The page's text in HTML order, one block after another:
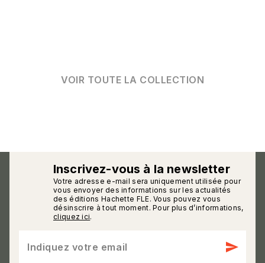
VOIR TOUTE LA COLLECTION
Inscrivez-vous à la newsletter
Votre adresse e-mail sera uniquement utilisée pour
vous envoyer des informations sur les actualités
des éditions Hachette FLE. Vous pouvez vous
désinscrire à tout moment. Pour plus d’informations,
cliquez ici.
Indiquez votre email send